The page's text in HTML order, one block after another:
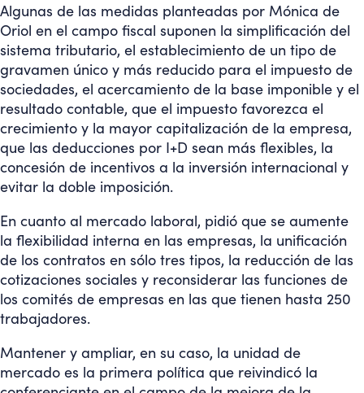
Algunas de las medidas planteadas por Mónica de
Oriol en el campo fiscal suponen la simplificación del
sistema tributario, el establecimiento de un tipo de
gravamen único y más reducido para el impuesto de
sociedades, el acercamiento de la base imponible y el
resultado contable, que el impuesto favorezca el
crecimiento y la mayor capitalización de la empresa,
que las deducciones por I+D sean más flexibles, la
concesión de incentivos a la inversión internacional y
evitar la doble imposición.
En cuanto al mercado laboral, pidió que se aumente
la flexibilidad interna en las empresas, la unificación
de los contratos en sólo tres tipos, la reducción de las
cotizaciones sociales y reconsiderar las funciones de
los comités de empresas en las que tienen hasta 250
trabajadores.
Mantener y ampliar, en su caso, la unidad de
mercado es la primera política que reivindicó la